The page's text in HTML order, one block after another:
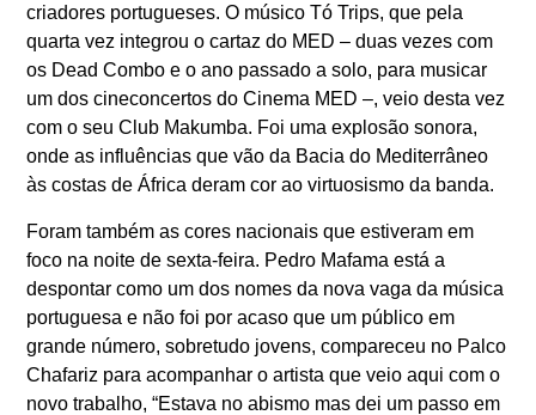
criadores portugueses. O músico Tó Trips, que pela
quarta vez integrou o cartaz do MED – duas vezes com
os Dead Combo e o ano passado a solo, para musicar
um dos cineconcertos do Cinema MED –, veio desta vez
com o seu Club Makumba. Foi uma explosão sonora,
onde as influências que vão da Bacia do Mediterrâneo
às costas de África deram cor ao virtuosismo da banda.
Foram também as cores nacionais que estiveram em
foco na noite de sexta-feira. Pedro Mafama está a
despontar como um dos nomes da nova vaga da música
portuguesa e não foi por acaso que um público em
grande número, sobretudo jovens, compareceu no Palco
Chafariz para acompanhar o artista que veio aqui com o
novo trabalho, “Estava no abismo mas dei um passo em